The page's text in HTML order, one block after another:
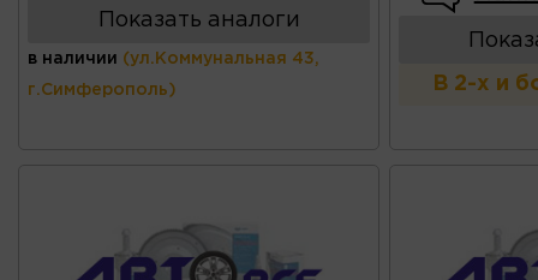
Показать аналоги
в наличии (ул.Коммунальная 43,
г.Симферополь) В 2-х и